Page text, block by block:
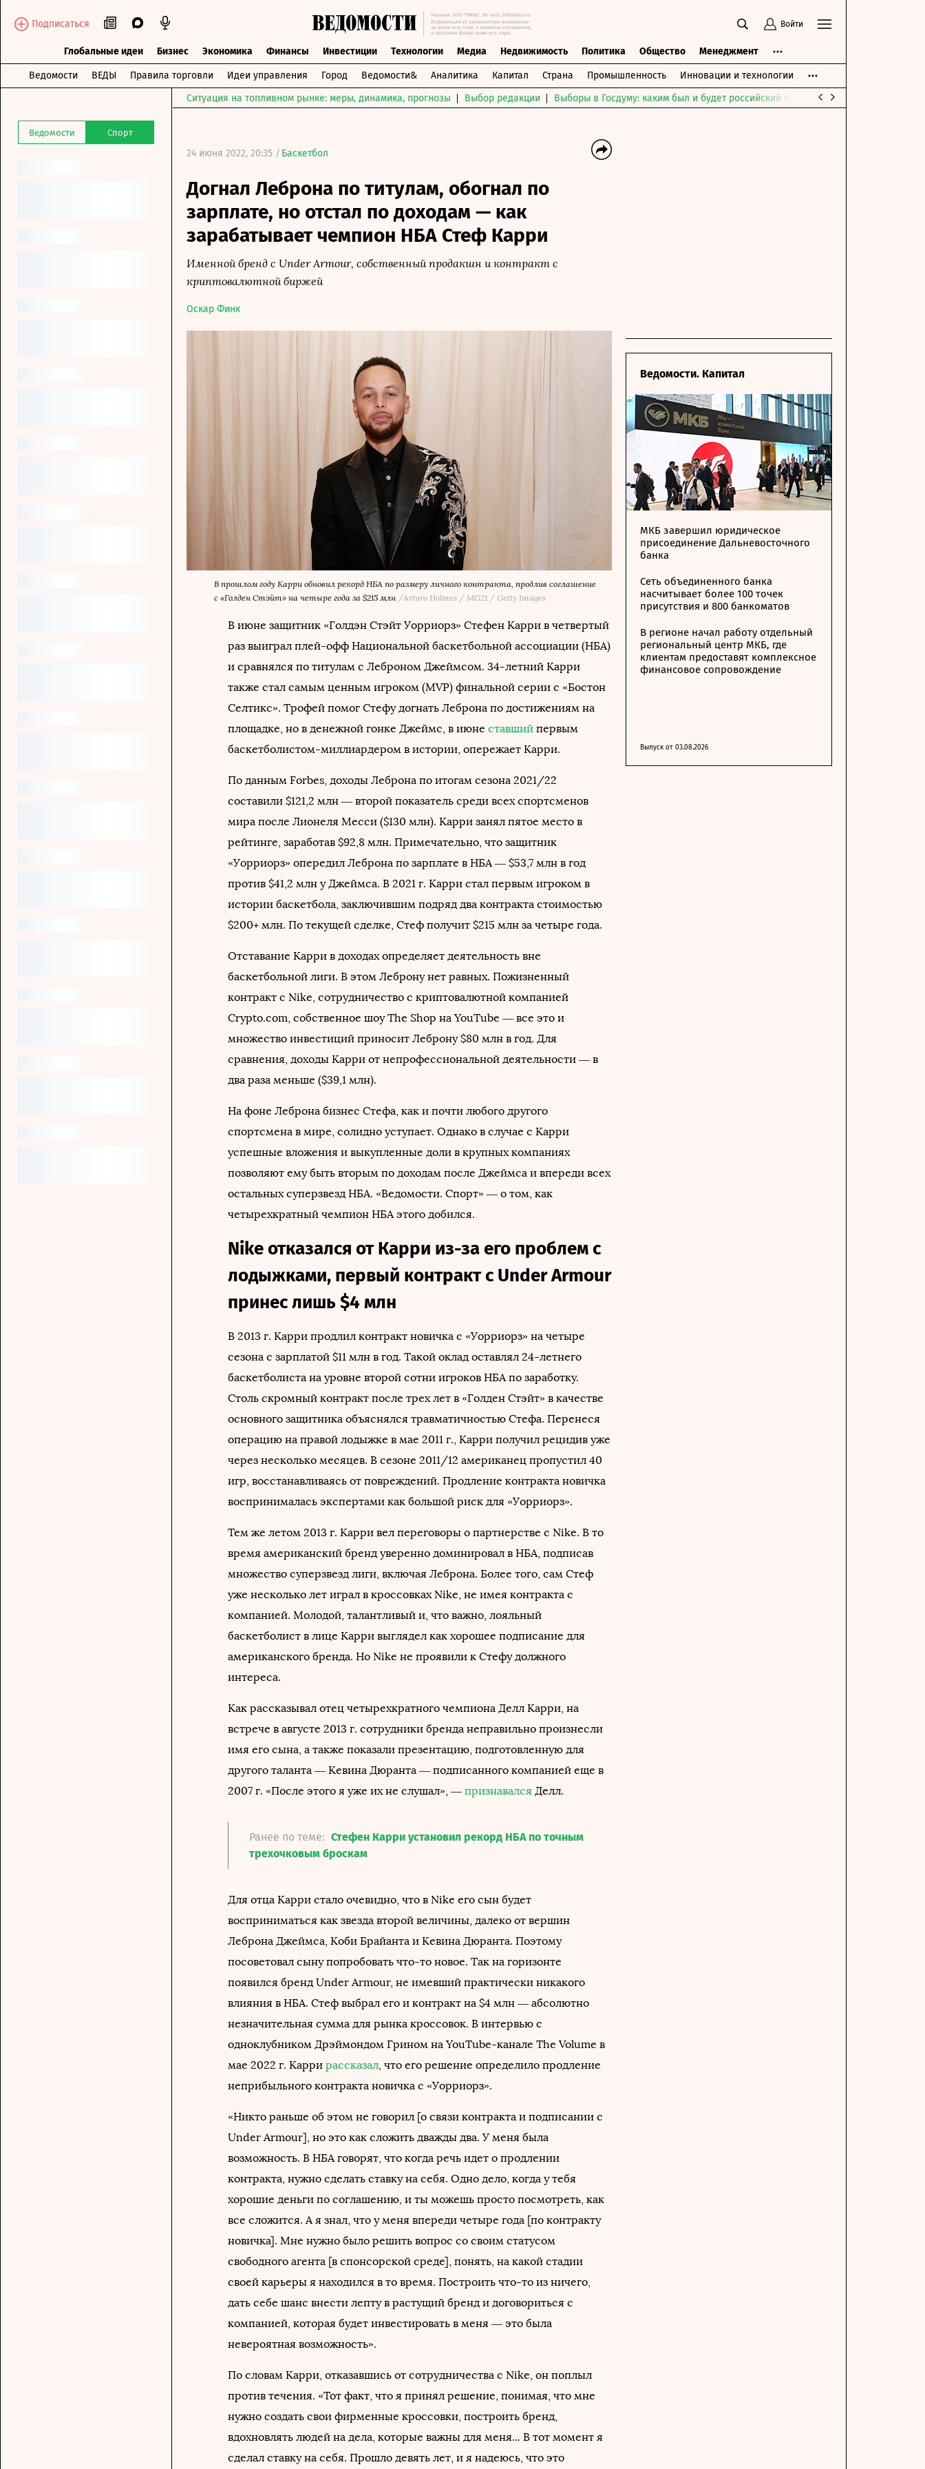
Подписаться Войти
Глобальные идеи Бизнес Экономика Финансы Инвестиции Технологии Медиа Недвижимость Политика Общество Менеджмент
Ведомости ВЕДЫ Правила торговли Идеи управления Город Ведомости& Аналитика Капитал Страна Промышленность Инновации и технологии
Ведомости Спорт
Ситуация на топливном рынке: меры, динамика, прогнозы Выбор редакции Выборы в Госдуму: каким был и будет российский парламент
24 июня 2022, 20:35 / Баскетбол
Догнал Леброна по титулам, обогнал по
зарплате, но отстал по доходам — как
зарабатывает чемпион НБА Стеф Карри
Именной бренд с Under Armour, собственный продакшн и контракт с
криптовалютной биржей
Оскар Финк
В прошлом году Карри обновил рекорд НБА по размеру личного контракта, продлив соглашение
с «Голден Стэйт» на четыре года за $215 млн /Arturo Holmes / MG21 / Getty Images
В июне защитник «Голдэн Стэйт Уорриорз» Стефен Карри в четвертый
раз выиграл плей-офф Национальной баскетбольной ассоциации (НБА)
и сравнялся по титулам с Леброном Джеймсом. 34-летний Карри
также стал самым ценным игроком (MVP) финальной серии с «Бостон
Селтикс». Трофей помог Стефу догнать Леброна по достижениям на
площадке, но в денежной гонке Джеймс, в июне ставший первым
баскетболистом-миллиардером в истории, опережает Карри.
По данным Forbes, доходы Леброна по итогам сезона 2021/22
составили $121,2 млн — второй показатель среди всех спортсменов
мира после Лионеля Месси ($130 млн). Карри занял пятое место в
рейтинге, заработав $92,8 млн. Примечательно, что защитник
«Уорриорз» опередил Леброна по зарплате в НБА — $53,7 млн в год
против $41,2 млн у Джеймса. В 2021 г. Карри стал первым игроком в
истории баскетбола, заключившим подряд два контракта стоимостью
$200+ млн. По текущей сделке, Стеф получит $215 млн за четыре года.
Отставание Карри в доходах определяет деятельность вне
баскетбольной лиги. В этом Леброну нет равных. Пожизненный
контракт с Nike, сотрудничество с криптовалютной компанией
Crypto.com, собственное шоу The Shop на YouTube — все это и
множество инвестиций приносит Леброну $80 млн в год. Для
сравнения, доходы Карри от непрофессиональной деятельности — в
два раза меньше ($39,1 млн).
На фоне Леброна бизнес Стефа, как и почти любого другого
спортсмена в мире, солидно уступает. Однако в случае с Карри
успешные вложения и выкупленные доли в крупных компаниях
позволяют ему быть вторым по доходам после Джеймса и впереди всех
остальных суперзвезд НБА. «Ведомости. Спорт» — о том, как
четырехкратный чемпион НБА этого добился.
Nike отказался от Карри из-за его проблем с
лодыжками, первый контракт с Under Armour
принес лишь $4 млн
В 2013 г. Карри продлил контракт новичка с «Уорриорз» на четыре
сезона с зарплатой $11 млн в год. Такой оклад оставлял 24-летнего
баскетболиста на уровне второй сотни игроков НБА по заработку.
Столь скромный контракт после трех лет в «Голден Стэйт» в качестве
основного защитника объяснялся травматичностью Стефа. Перенеся
операцию на правой лодыжке в мае 2011 г., Карри получил рецидив уже
через несколько месяцев. В сезоне 2011/12 американец пропустил 40
игр, восстанавливаясь от повреждений. Продление контракта новичка
воспринималась экспертами как большой риск для «Уорриорз».
Тем же летом 2013 г. Карри вел переговоры о партнерстве с Nike. В то
время американский бренд уверенно доминировал в НБА, подписав
множество суперзвезд лиги, включая Леброна. Более того, сам Стеф
уже несколько лет играл в кроссовках Nike, не имея контракта с
компанией. Молодой, талантливый и, что важно, лояльный
баскетболист в лице Карри выглядел как хорошее подписание для
американского бренда. Но Nike не проявили к Стефу должного
интереса.
Как рассказывал отец четырехкратного чемпиона Делл Карри, на
встрече в августе 2013 г. сотрудники бренда неправильно произнесли
имя его сына, а также показали презентацию, подготовленную для
другого таланта — Кевина Дюранта — подписанного компанией еще в
2007 г. «После этого я уже их не слушал», — признавался Делл.
Ранее по теме: Стефен Карри установил рекорд НБА по точным
трехочковым броскам
Для отца Карри стало очевидно, что в Nike его сын будет
восприниматься как звезда второй величины, далеко от вершин
Леброна Джеймса, Коби Брайанта и Кевина Дюранта. Поэтому
посоветовал сыну попробовать что-то новое. Так на горизонте
появился бренд Under Armour, не имевший практически никакого
влияния в НБА. Стеф выбрал его и контракт на $4 млн — абсолютно
незначительная сумма для рынка кроссовок. В интервью с
одноклубником Дрэймондом Грином на YouTube-канале The Volume в
мае 2022 г. Карри рассказал , что его решение определило продление
неприбыльного контракта новичка с «Уорриорз».
«Никто раньше об этом не говорил [о связи контракта и подписании с
Under Armour], но это как сложить дважды два. У меня была
возможность. В НБА говорят, что когда речь идет о продлении
контракта, нужно сделать ставку на себя. Одно дело, когда у тебя
хорошие деньги по соглашению, и ты можешь просто посмотреть, как
все сложится. А я знал, что у меня впереди четыре года [по контракту
новичка]. Мне нужно было решить вопрос со своим статусом
свободного агента [в спонсорской среде], понять, на какой стадии
своей карьеры я находился в то время. Построить что-то из ничего,
дать себе шанс внести лепту в растущий бренд и договориться с
компанией, которая будет инвестировать в меня — это была
невероятная возможность».
По словам Карри, отказавшись от сотрудничества с Nike, он поплыл
против течения. «Тот факт, что я принял решение, понимая, что мне
нужно создать свои фирменные кроссовки, построить бренд,
вдохновлять людей на дела, которые важны для меня... В тот момент я
сделал ставку на себя. Прошло девять лет, и я надеюсь, что это
Ведомости. Капитал
МКБ завершил юридическое
присоединение Дальневосточного
банка
Сеть объединенного банка
насчитывает более 100 точек
присутствия и 800 банкоматов
В регионе начал работу отдельный
региональный центр МКБ, где
клиентам предоставят комплексное
финансовое сопровождение
Выпуск от 03.08.2026